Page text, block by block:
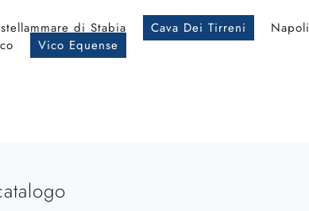
di Stabia Cava Dei Tirreni Napoli
Vico Equense